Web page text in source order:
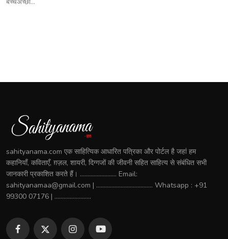
sahityanama.com एक साहित्यिक आधारित पत्रिका और पोर्टल है जहां हम
कहानियाँ, कविताएँ, ग़ज़ल, शायरी, दिग्गजों की जीवनी सहित साहित्य से संबंधित सभी
जानकारी प्रकाशित करते हैं। ........................ Email:
sahityanamaa@gmail.com | ..................................... Whatsapp : +91
99300 07176 | ........................